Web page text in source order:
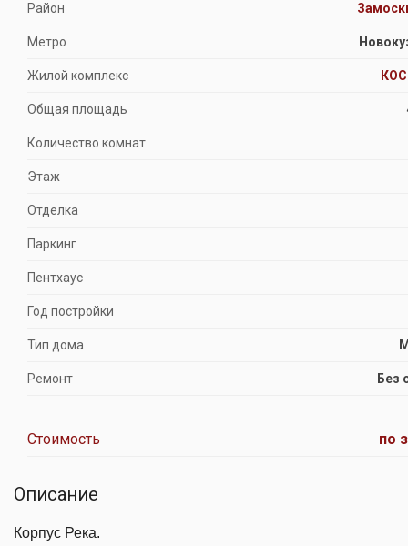
Район
Метро
Жилой комплекс
Общая площадь
Количество комнат
Этаж
Отделка
Паркинг
Пентхаус
Год постройки
Тип дома
Ремонт Без
Стоимость по
Описание
Корпус Река.